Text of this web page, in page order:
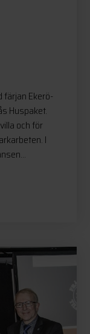
färjan Ekerö-
Huspaket.
och för
I